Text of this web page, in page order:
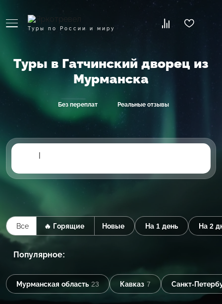
Туры по России и миру
Туры в Гатчинский дворец из
Мурманска
Без переплат Реальные отзывы
|
Все 🔥 Горящие Новые На 1 день На 2
Популярное:
Мурманская область 23 Кавказ 7 Санкт-